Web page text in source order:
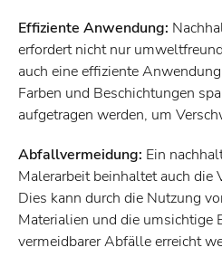
Effiziente Anwendung:
erfordert nicht nur
auch eine effiziente
Farben und Beschichtungen
aufgetragen werden, um
Abfallvermeidung: Ein
Malerarbeit beinhaltet auch die
Dies kann durch die Nutzung
Materialien und die umsichtige
vermeidbarer Abfälle erreicht